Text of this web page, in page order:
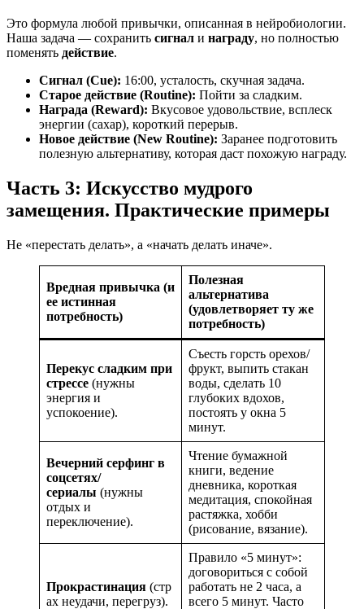
Это формула любой привычки, описанная в нейробиологии.
Наша задача — сохранить сигнал и награду, но полностью
поменять действие.
Сигнал (Cue): 16:00, усталость, скучная задача.
Старое действие (Routine): Пойти за сладким.
Награда (Reward): Вкусовое удовольствие, всплеск
энергии (сахар), короткий перерыв.
Новое действие (New Routine): Заранее подготовить
полезную альтернативу, которая даст похожую награду.
Часть 3: Искусство мудрого
замещения. Практические примеры
Не «перестать делать», а «начать делать иначе».
Вредная привычка (и
ее истинная
потребность)
Полезная
альтернатива
(удовлетворяет ту же
потребность)
Перекус сладким при
стрессе (нужны
энергия и
успокоение).
Съесть горсть орехов/
фрукт, выпить стакан
воды, сделать 10
глубоких вдохов,
постоять у окна 5
минут.
Вечерний серфинг в
соцсетях/
сериалы (нужны
отдых и
переключение).
Чтение бумажной
книги, ведение
дневника, короткая
медитация, спокойная
растяжка, хобби
(рисование, вязание).
Прокрастинация (стр
ах неудачи, перегруз).
Правило «5 минут»:
договориться с собой
работать не 2 часа, а
всего 5 минут. Часто